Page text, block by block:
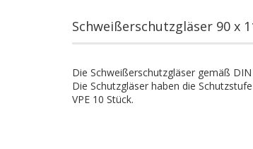
Schweißerschutzgläser 90 x
Die Schweißerschutzgläser gemäß
Die Schutzgläser haben die
​VPE 10 Stück.